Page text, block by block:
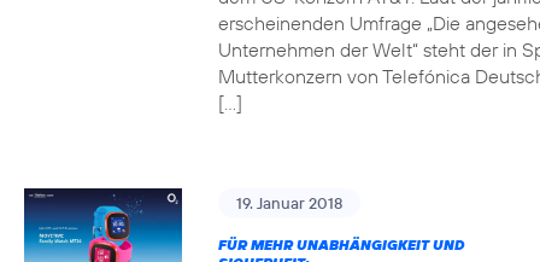
erscheinenden Umfrage „Die
Unternehmen der Welt“ steht der in
Mutterkonzern von Telefónica
[…]
19. Januar 2018
FÜR MEHR UNABHÄNGIGKEIT UND